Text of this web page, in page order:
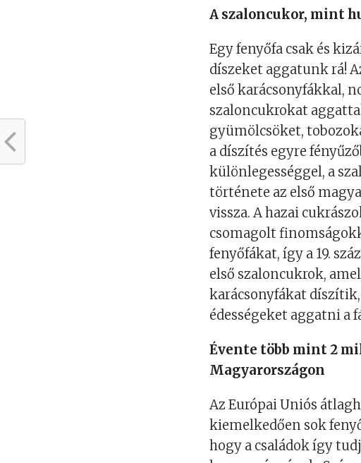
A szaloncukor, mint
Egy fenyőfa csak és
díszeket aggatunk rá!
első karácsonyfákkal,
szaloncukrokat
gyümölcsöket,
a díszítés egyre
különlegességgel, a
története az első
vissza. A hazai
csomagolt
fenyőfákat, így a 19.
első szaloncukrok,
karácsonyfákat
édességeket aggatni a
Évente több mint 2
Magyarországon
Az Európai Uniós
kiemelkedően sok
hogy a családok így